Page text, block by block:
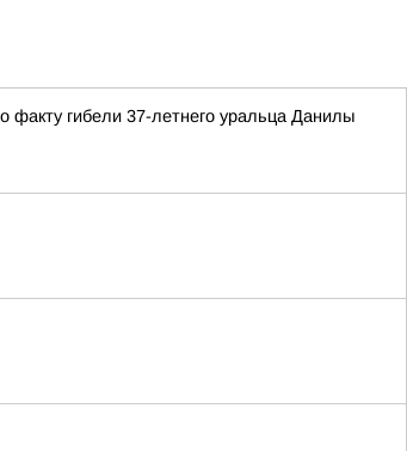
факту гибели 37-летнего уральца Данилы